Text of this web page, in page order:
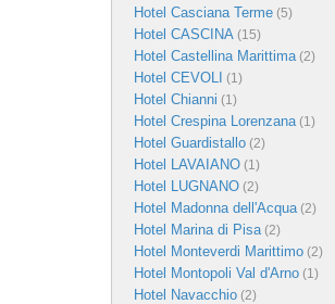
Hotel Casciana Terme (5)
Hotel CASCINA (15)
Hotel Castellina Marittima(2)
Hotel CEVOLI (1)
Hotel Chianni (1)
Hotel Crespina Lorenzana(1)
Hotel Guardistallo (2)
Hotel LAVAIANO (1)
Hotel LUGNANO (2)
Hotel Madonna dell'Acqua(2)
Hotel Marina di Pisa(2)
Hotel Monteverdi Marittimo (2)
Hotel Montopoli Val d'Arno (1)
Hotel Navacchio (2)